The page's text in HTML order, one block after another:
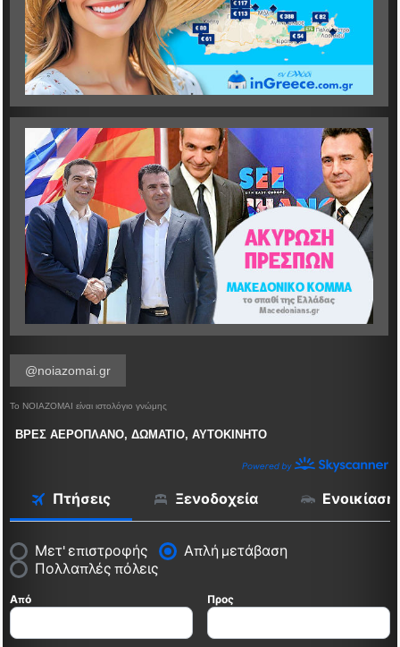
@noiazomai.gr
Το ΝΟΙΑΖΟΜΑΙ είναι ιστολόγιο γνώμης
ΒΡΕΣ ΑΕΡΟΠΛΑΝΟ, ΔΩΜΑΤΙΟ, ΑΥΤΟΚΙΝΗΤΟ